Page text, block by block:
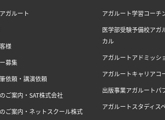
ガルート
様
募集
依頼・講演依頼
ご案内・SAT株式会社
ご案内・ネットスクール株式
アガルート学習コーチ
医学部受験予備校アガ
カル
アガルートアドミッシ
アガルートキャリアコ
出版事業アガルートパ
アガルートスタディス